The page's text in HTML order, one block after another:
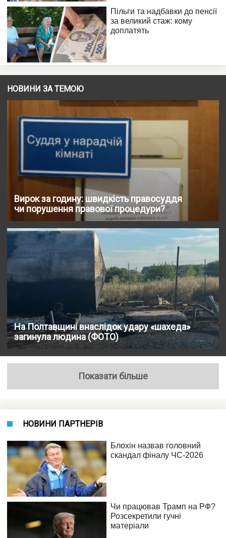
НОВИНИ ЗА ТЕМОЮ
Вирок за годину: швидкість правосуддя
чи порушення правової процедури?
На Полтавщині внаслідок удару «шахеда»
загинула людина (ФОТО)
Показати більше
НОВИНИ ПАРТНЕРІВ